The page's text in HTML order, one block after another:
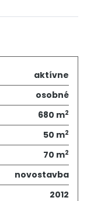
aktívne
osobné
680 m2
50 m2
70 m2
novostavba
2012